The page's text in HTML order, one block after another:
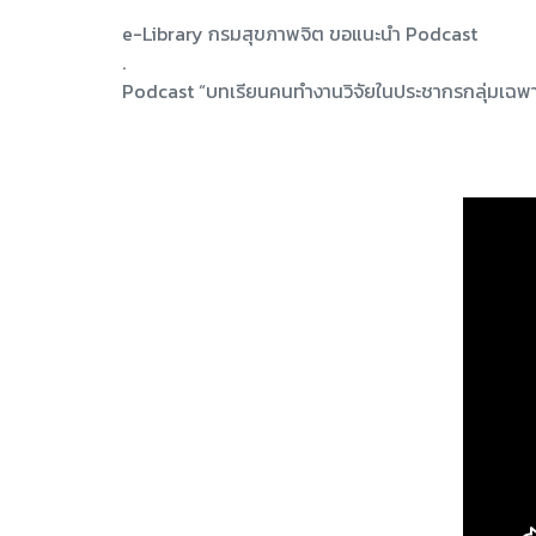
e-Library กรมสุขภาพจิต ขอแนะนำ Podcast
.
Podcast “บทเรียนคนทำงานวิจัยในประชากรกลุ่มเฉพ